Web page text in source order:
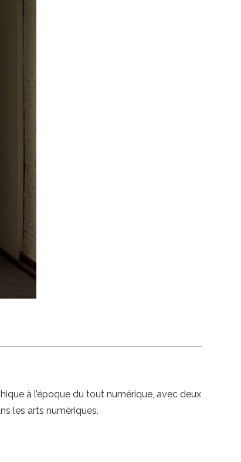
à l’époque du tout numérique, avec deux
les arts numériques.